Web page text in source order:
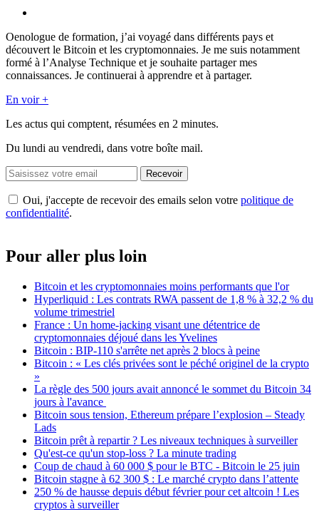
Oenologue de formation, j’ai voyagé dans différents pays et
découvert le Bitcoin et les cryptomonnaies. Je me suis notamment
formé à l’Analyse Technique et je souhaite partager mes
connaissances. Je continuerai à apprendre et à partager.
En voir +
Les actus qui comptent, résumées en 2 minutes.
Du lundi au vendredi, dans votre boîte mail.
Recevoir
Oui, j'accepte de recevoir des emails selon votre politique de
confidentialité.
Pour aller plus loin
Bitcoin et les cryptomonnaies moins performants que l'or
Hyperliquid : Les contrats RWA passent de 1,8 % à 32,2 % du
volume trimestriel
France : Un home-jacking visant une détentrice de
cryptomonnaies déjoué dans les Yvelines
Bitcoin : BIP-110 s'arrête net après 2 blocs à peine
Bitcoin : « Les clés privées sont le péché originel de la crypto
»
La règle des 500 jours avait annoncé le sommet du Bitcoin 34
jours à l'avance
Bitcoin sous tension, Ethereum prépare l’explosion – Steady
Lads
Bitcoin prêt à repartir ? Les niveaux techniques à surveiller
Qu'est-ce qu'un stop-loss ? La minute trading
Coup de chaud à 60 000 $ pour le BTC - Bitcoin le 25 juin
Bitcoin stagne à 62 300 $ : Le marché crypto dans l’attente
250 % de hausse depuis début février pour cet altcoin ! Les
cryptos à surveiller